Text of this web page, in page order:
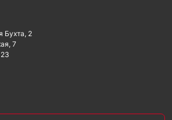
Бухта, 2
7